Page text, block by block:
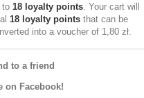
to 18 loyalty points. Your cart will
18 loyalty points that can be
into a voucher of 1,80 zł.
to a friend
on Facebook!